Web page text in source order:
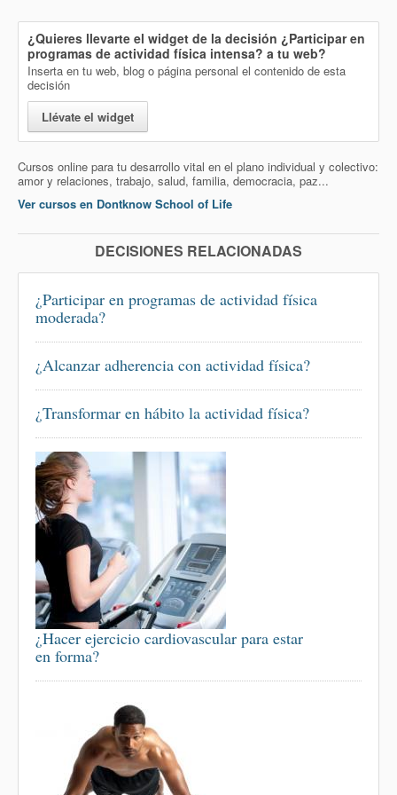
¿Quieres llevarte el widget de la decisión ¿Participar en
programas de actividad física intensa? a tu web?
Inserta en tu web, blog o página personal el contenido de esta
decisión
Llévate el widget
Cursos online para tu desarrollo vital en el plano individual y colectivo:
amor y relaciones, trabajo, salud, familia, democracia, paz...
Ver cursos en Dontknow School of Life
DECISIONES RELACIONADAS
¿Participar en programas de actividad física
moderada?
¿Alcanzar adherencia con actividad física?
¿Transformar en hábito la actividad física?
¿Hacer ejercicio cardiovascular para estar
en forma?